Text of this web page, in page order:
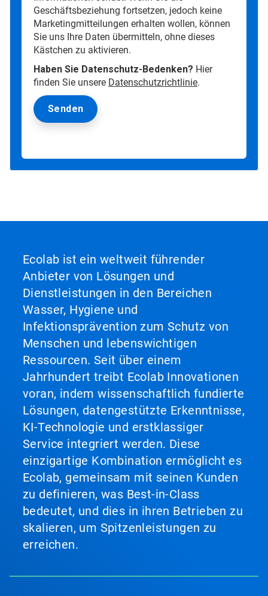
Geschäftsbeziehung fortsetzen, jedoch keine
Marketingmitteilungen erhalten wollen, können
Sie uns Ihre Daten übermitteln, ohne dieses
Kästchen zu aktivieren.
Haben Sie Datenschutz-Bedenken? Hier
finden Sie unsere Datenschutzrichtlinie.
Ecolab ist ein weltweit führender
Anbieter von Lösungen und
Dienstleistungen in den Bereichen
Wasser, Hygiene und
Infektionsprävention zum Schutz von
Menschen und lebenswichtigen
Ressourcen. Seit über einem
Jahrhundert treibt Ecolab Innovationen
voran, indem wissenschaftlich fundierte
Lösungen, datengestützte Erkenntnisse,
KI-Technologie und erstklassiger
Service integriert werden. Diese
einzigartige Kombination ermöglicht es
Ecolab, gemeinsam mit seinen Kunden
zu definieren, was Best-in-Class
bedeutet, und dies in ihren Betrieben zu
skalieren, um Spitzenleistungen zu
erreichen.